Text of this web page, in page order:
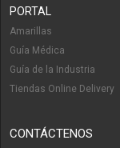
PORTAL
Amarillas
Guía Médica
Guía de la Industria
Tiendas Online Delivery
CONTÁCTENOS